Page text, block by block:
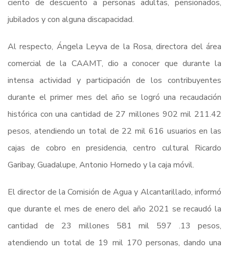
ciento de descuento a personas adultas, pensionados,
jubilados y con alguna discapacidad.
Al respecto, Ángela Leyva de la Rosa, directora del área
comercial de la CAAMT, dio a conocer que durante la
intensa actividad y participación de los contribuyentes
durante el primer mes del año se logró una recaudación
histórica con una cantidad de 27 millones 902 mil 211.42
pesos, atendiendo un total de 22 mil 616 usuarios en las
cajas de cobro en presidencia, centro cultural Ricardo
Garibay, Guadalupe, Antonio Hornedo y la caja móvil.
El director de la Comisión de Agua y Alcantarillado, informó
que durante el mes de enero del año 2021 se recaudó la
cantidad de 23 millones 581 mil 597 .13 pesos,
atendiendo un total de 19 mil 170 personas, dando una